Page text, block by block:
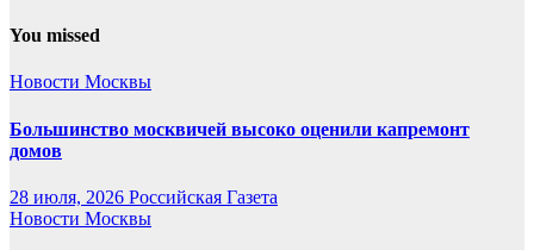
You missed
Новости Москвы
Большинство москвичей высоко оценили капремонт
домов
28 июля, 2026 Российская Газета
Новости Москвы